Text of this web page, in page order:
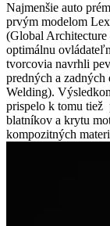
Najmenšie auto
prvým modelom
(Global Architecture
optimálnu
tvorcovia navrhli
predných a
Welding).
prispelo k tomu tiež
blatníkov a krytu
kompozitných